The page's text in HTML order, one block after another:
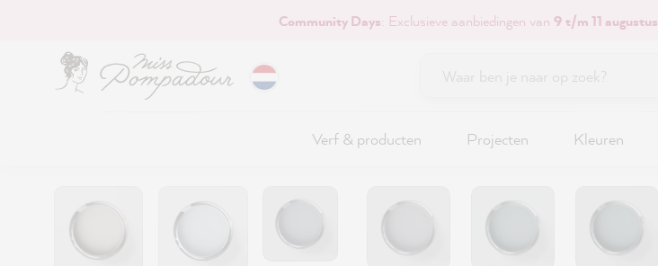
Community Days: Exclusieve aanbiedingen van 9 t/m 11 augustus
Verf & producten Projecten Kleuren